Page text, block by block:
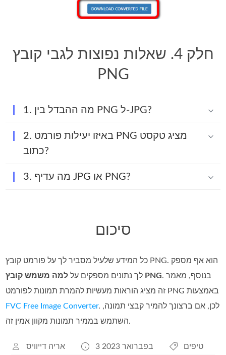
חלק 4. שאלות נפוצות לגבי קובץ
PNG
1. מה ההבדל בין PNG ל-JPG?
2. באיזו יעילות פורמט PNG מציג טקסט
כתוב?
3. מה עדיף JPG או PNG?
סיכום
כל המידע שלעיל מסביר לך על פורמט קובץ PNG. הוא אף מספק
לך נתונים מספקים על למה משמש קובץ PNG. בנוסף, מאמר
זה מציג הוראות מעשיות להמרת תמונות לפורמט PNG באמצעות
FVC Free Image Converter. לכן, אם ברצונך להמיר קבצי תמונה,
השתמש בממיר תמונות מקוון אמין זה.
אריה דייוויס 3 בפברואר 2023 טיפים